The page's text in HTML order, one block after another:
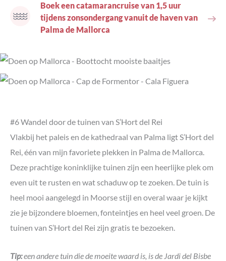
Boek een catamarancruise van 1,5 uur
tijdens zonsondergang vanuit de haven van
Palma de Mallorca
#6 Wandel door de tuinen van S’Hort del Rei
Vlakbij het paleis en de kathedraal van Palma ligt S’Hort del
Rei, één van mijn favoriete plekken in Palma de Mallorca.
Deze prachtige koninklijke tuinen zijn een heerlijke plek om
even uit te rusten en wat schaduw op te zoeken. De tuin is
heel mooi aangelegd in Moorse stijl en overal waar je kijkt
zie je bijzondere bloemen, fonteintjes en heel veel groen. De
tuinen van S’Hort del Rei zijn gratis te bezoeken.
Tip:een andere tuin die de moeite waard is, is de Jardi del Bisbe